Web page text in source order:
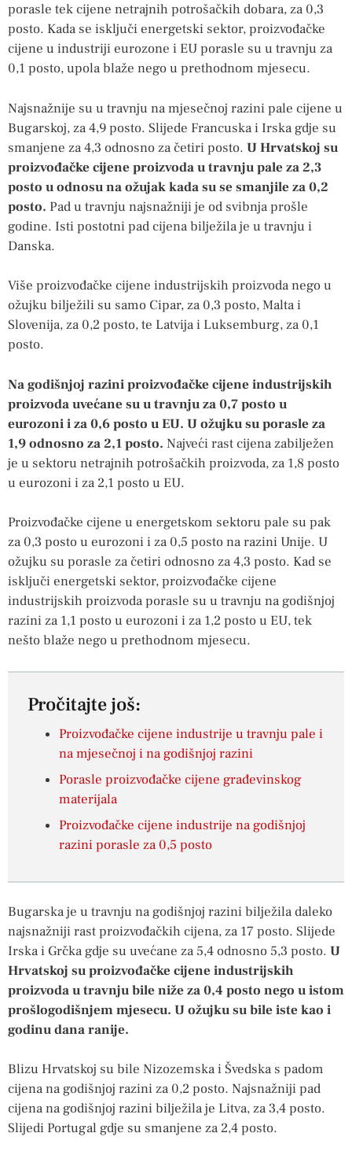
porasle tek cijene netrajnih potrošačkih dobara, za 0,3
posto. Kada se isključi energetski sektor, proizvođačke
cijene u industriji eurozone i EU porasle su u travnju za
0,1 posto, upola blaže nego u prethodnom mjesecu.
Najsnažnije su u travnju na mjesečnoj razini pale cijene u
Bugarskoj, za 4,9 posto. Slijede Francuska i Irska gdje su
smanjene za 4,3 odnosno za četiri posto. U Hrvatskoj su
proizvođačke cijene proizvoda u travnju pale za 2,3
posto u odnosu na ožujak kada su se smanjile za 0,2
posto. Pad u travnju najsnažniji je od svibnja prošle
godine. Isti postotni pad cijena bilježila je u travnju i
Danska.
Više proizvođačke cijene industrijskih proizvoda nego u
ožujku bilježili su samo Cipar, za 0,3 posto, Malta i
Slovenija, za 0,2 posto, te Latvija i Luksemburg, za 0,1
posto.
Na godišnjoj razini proizvođačke cijene industrijskih
proizvoda uvećane su u travnju za 0,7 posto u
eurozoni i za 0,6 posto u EU. U ožujku su porasle za
1,9 odnosno za 2,1 posto. Najveći rast cijena zabilježen
je u sektoru netrajnih potrošačkih proizvoda, za 1,8 posto
u eurozoni i za 2,1 posto u EU.
Proizvođačke cijene u energetskom sektoru pale su pak
za 0,3 posto u eurozoni i za 0,5 posto na razini Unije. U
ožujku su porasle za četiri odnosno za 4,3 posto. Kad se
isključi energetski sektor, proizvođačke cijene
industrijskih proizvoda porasle su u travnju na godišnjoj
razini za 1,1 posto u eurozoni i za 1,2 posto u EU, tek
nešto blaže nego u prethodnom mjesecu.
Pročitajte još:
Proizvođačke cijene industrije u travnju pale i
na mjesečnoj i na godišnjoj razini
Porasle proizvođačke cijene građevinskog
materijala
Proizvođačke cijene industrije na godišnjoj
razini porasle za 0,5 posto
Bugarska je u travnju na godišnjoj razini bilježila daleko
najsnažniji rast proizvođačkih cijena, za 17 posto. Slijede
Irska i Grčka gdje su uvećane za 5,4 odnosno 5,3 posto. U
Hrvatskoj su proizvođačke cijene industrijskih
proizvoda u travnju bile niže za 0,4 posto nego u istom
prošlogodišnjem mjesecu. U ožujku su bile iste kao i
godinu dana ranije.
Blizu Hrvatskoj su bile Nizozemska i Švedska s padom
cijena na godišnjoj razini za 0,2 posto. Najsnažniji pad
cijena na godišnjoj razini bilježila je Litva, za 3,4 posto.
Slijedi Portugal gdje su smanjene za 2,4 posto.